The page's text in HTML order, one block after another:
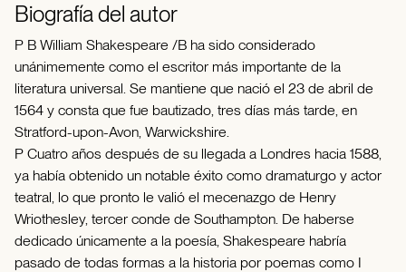
Biografía del autor
P B William Shakespeare /B ha sido considerado
unánimemente como el escritor más importante de la
literatura universal. Se mantiene que nació el 23 de abril de
1564 y consta que fue bautizado, tres días más tarde, en
Stratford-upon-Avon, Warwickshire.
P Cuatro años después de su llegada a Londres hacia 1588,
ya había obtenido un notable éxito como dramaturgo y actor
teatral, lo que pronto le valió el mecenazgo de Henry
Wriothesley, tercer conde de Southampton. De haberse
dedicado únicamente a la poesía, Shakespeare habría
pasado de todas formas a la historia por poemas como I